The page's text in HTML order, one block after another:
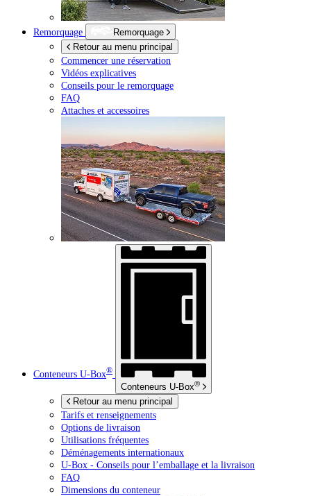
Remorquage
Remorquage
Retour au menu principal
Commencer une réservation
Vidéos explicatives
Conseils pour le remorquage
FAQ
Attaches et accessoires
Conteneurs U-Box®
Conteneurs U-Box®
Retour au menu principal
Tarifs et renseignements
Options de livraison
Utilisations fréquentes
Déménagements internationaux
U-Box - Conseils pour l’emballage et la livraison
FAQ
Dimensions du conteneur